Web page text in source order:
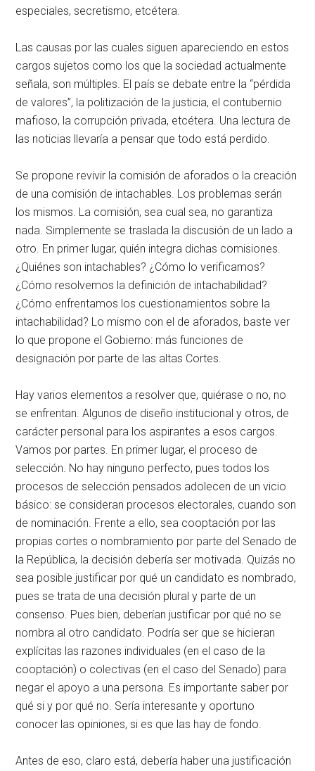
especiales, secretismo, etcétera.
Las causas por las cuales siguen apareciendo en estos
cargos sujetos como los que la sociedad actualmente
señala, son múltiples. El país se debate entre la “pérdida
de valores”, la politización de la justicia, el contubernio
mafioso, la corrupción privada, etcétera. Una lectura de
las noticias llevaría a pensar que todo está perdido.
Se propone revivir la comisión de aforados o la creación
de una comisión de intachables. Los problemas serán
los mismos. La comisión, sea cual sea, no garantiza
nada. Simplemente se traslada la discusión de un lado a
otro. En primer lugar, quién integra dichas comisiones.
¿Quiénes son intachables? ¿Cómo lo verificamos?
¿Cómo resolvemos la definición de intachabilidad?
¿Cómo enfrentamos los cuestionamientos sobre la
intachabilidad? Lo mismo con el de aforados, baste ver
lo que propone el Gobierno: más funciones de
designación por parte de las altas Cortes.
Hay varios elementos a resolver que, quiérase o no, no
se enfrentan. Algunos de diseño institucional y otros, de
carácter personal para los aspirantes a esos cargos.
Vamos por partes. En primer lugar, el proceso de
selección. No hay ninguno perfecto, pues todos los
procesos de selección pensados adolecen de un vicio
básico: se consideran procesos electorales, cuando son
de nominación. Frente a ello, sea cooptación por las
propias cortes o nombramiento por parte del Senado de
la República, la decisión debería ser motivada. Quizás no
sea posible justificar por qué un candidato es nombrado,
pues se trata de una decisión plural y parte de un
consenso. Pues bien, deberían justificar por qué no se
nombra al otro candidato. Podría ser que se hicieran
explícitas las razones individuales (en el caso de la
cooptación) o colectivas (en el caso del Senado) para
negar el apoyo a una persona. Es importante saber por
qué si y por qué no. Sería interesante y oportuno
conocer las opiniones, si es que las hay de fondo.
Antes de eso, claro está, debería haber una justificación